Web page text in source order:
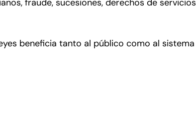
fraude, sucesiones, derechos de servicios
beneficia tanto al público como al sistema